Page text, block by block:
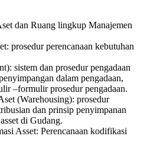
dan Ruang lingkup Manajemen
prosedur perencanaan kebutuhan
sistem dan prosedur pengadaan
dalam pengadaan,
–formulir prosedur pengadaan.
(Warehousing): prosedur
dan prinsip penyimpanan
di Gudang.
Asset: Perencanaan kodifikasi